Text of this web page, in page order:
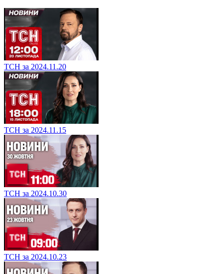
ТСН за 2024.11.20
ТСН за 2024.11.15
ТСН за 2024.10.30
ТСН за 2024.10.23